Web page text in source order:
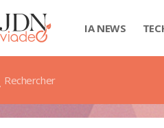
IA NEWS
Rechercher